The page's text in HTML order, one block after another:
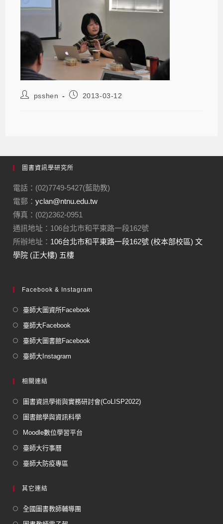
psshen 2013-03-12
圖書資訊學研究所
電話：(02)7749-5427(藍助教)
電郵：yclan@ntnu.edu.tw
傳真：(02)2362-0951
通訊地址：106台北市和平東路一段162號
所辦地址： 106台北市和平東路一段162號 (校本部校區) 文
學院 (正大樓) 五樓
Facebook & Instagram
臺師大圖資所Facebook
臺師大Facebook
臺師大圖書館Facebook
臺師大Instagram
相關連結
圖書資訊學術與實務研討會(CoLISP2022)
圖書館學與資訊科學
Moodle數位學習平台
臺師大行事曆
臺師大防疫專區
其它連結
全國圖書教師輔導團